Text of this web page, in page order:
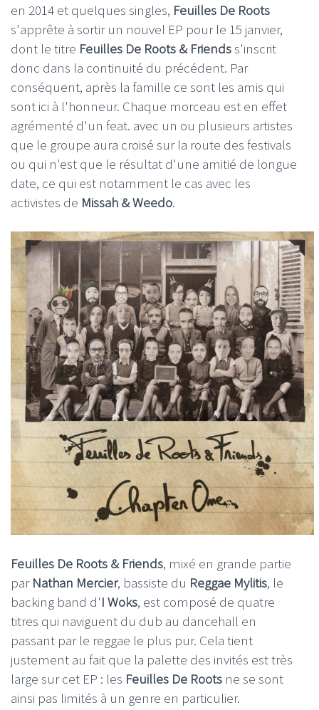
en 2014 et quelques singles, Feuilles De Roots
s'apprête à sortir un nouvel EP pour le 15 janvier,
dont le titre Feuilles De Roots & Friendss'inscrit
donc dans la continuité du précédent. Par
conséquent, après la famille ce sont les amis qui
sont ici à l'honneur. Chaque morceau est en effet
agrémenté d'un feat. avec un ou plusieurs artistes
que le groupe aura croisé sur la route des festivals
ou qui n'est que le résultat d'une amitié de longue
date, ce qui est notamment le cas avec les
activistes de Missah & Weedo.
Feuilles De Roots & Friends, mixé en grande partie
par Nathan Mercier, bassiste du Reggae Mylitis, le
backing band d'I Woks, est composé de quatre
titres qui naviguent du dub au dancehall en
passant par le reggae le plus pur. Cela tient
justement au fait que la palette des invités est très
large sur cet EP : les Feuilles De Roots ne se sont
ainsi pas limités à un genre en particulier.